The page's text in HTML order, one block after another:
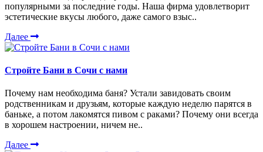
популярными за последние годы. Наша фирма удовлетворит
эстетические вкусы любого, даже самого взыс..
Далее
Стройте Бани в Сочи с нами
Почему нам необходима баня? Устали завидовать своим
родственникам и друзьям, которые каждую неделю парятся в
баньке, а потом лакомятся пивом с раками? Почему они всегда
в хорошем настроении, ничем не..
Далее